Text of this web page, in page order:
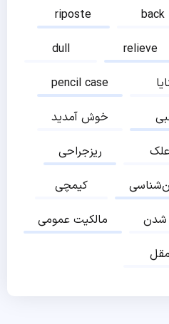
riposte
back
dull
relieve
pencil case
خوش آمدید
ریزجراحی
علک
کیمچی
مالکیت عمومی
شدن
مقل